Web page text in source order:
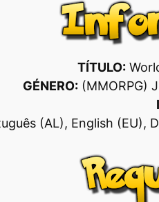
TÍTULO:
GÉNERO:(MMORPG)
(AL), English (EU),